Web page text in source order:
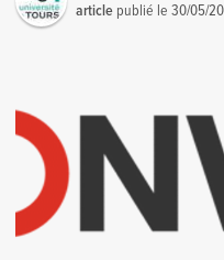
article publié le30/05/